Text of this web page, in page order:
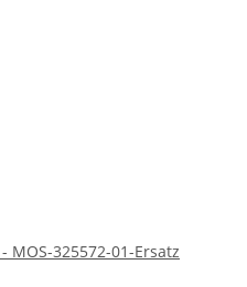
MOS-325572-01-Ersatz